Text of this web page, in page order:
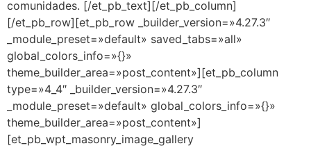
comunidades. [/et_pb_text][/et_pb_column]
[/et_pb_row][et_pb_row _builder_version=»4.27.3″
_module_preset=»default» saved_tabs=»all»
global_colors_info=»{}»
theme_builder_area=»post_content»][et_pb_column
type=»4_4″ _builder_version=»4.27.3″
_module_preset=»default» global_colors_info=»{}»
theme_builder_area=»post_content»]
[et_pb_wpt_masonry_image_gallery